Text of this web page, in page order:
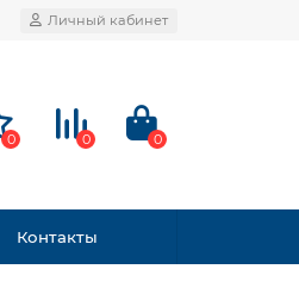
Личный кабинет
0 0 0
Контакты